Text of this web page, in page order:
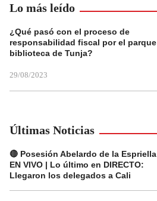
Lo más leído
¿Qué pasó con el proceso de
responsabilidad fiscal por el parque
biblioteca de Tunja?
29/08/2023
Últimas Noticias
🔴 Posesión Abelardo de la Espriella
EN VIVO | Lo último en DIRECTO:
Llegaron los delegados a Cali